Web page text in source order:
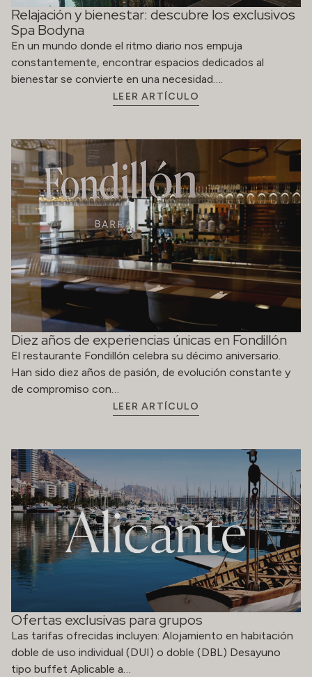
Relajación y bienestar: descubre los exclusivos
Spa Bodyna
En un mundo donde el ritmo diario nos empuja
constantemente, encontrar espacios dedicados al
bienestar se convierte en una necesidad….
LEER ARTÍCULO
Diez años de experiencias únicas en Fondillón
El restaurante Fondillón celebra su décimo aniversario.
Han sido diez años de pasión, de evolución constante y
de compromiso con…
LEER ARTÍCULO
Ofertas exclusivas para grupos
Las tarifas ofrecidas incluyen: Alojamiento en habitación
doble de uso individual (DUI) o doble (DBL) Desayuno
tipo buffet Aplicable a…